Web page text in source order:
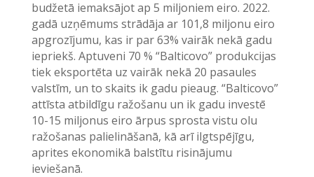
budžetā iemaksājot ap 5 miljoniem eiro. 2022.
gadā uzņēmums strādāja ar 101,8 miljonu eiro
apgrozījumu, kas ir par 63% vairāk nekā gadu
iepriekš. Aptuveni 70 % “Balticovo” produkcijas
tiek eksportēta uz vairāk nekā 20 pasaules
valstīm, un to skaits ik gadu pieaug. “Balticovo”
attīsta atbildīgu ražošanu un ik gadu investē
10-15 miljonus eiro ārpus sprosta vistu olu
ražošanas palielināšanā, kā arī ilgtspējīgu,
aprites ekonomikā balstītu risinājumu
ieviešanā.